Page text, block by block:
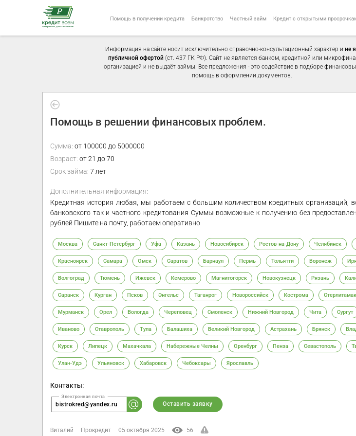
Помощь в получении кредита Банкротство Частный займ Кредит с открытыми
Информация на сайте носит исключительно справочно-консультационный характер и не
публичной офертой (ст. 437 ГК РФ). Сайт не является банком, кредитной или
организацией и не выдаёт займы. Все предложения - это содействие в подборе
помощь в оформлении документов.
Помощь в решении финансовых проблем.
Сумма: от 100000 до 5000000
Возраст: от 21 до 70
Срок займа: 7 лет
Дополнительная информация:
Кредитная история любая, мы работаем с большим количеством кредитных организаций,
банковского так и частного кредитования Суммы возможные к получению без
рублей Пишите на почту, работаем оперативно
Москва Санкт-Петербург Уфа Казань Новосибирск Ростов-на-Дону Челябинск
Красноярск Самара Омск Саратов Барнаул Пермь Тольятти Воронеж
Волгоград Тюмень Ижевск Кемерово Магнитогорск Новокузнецк Рязань
Саранск Курган Псков Энгельс Таганрог Новороссийск Кострома Стерлитамак
Мурманск Орел Вологда Череповец Смоленск Нижний Новгород Чита Сургут
Иваново Ставрополь Тула Балашиха Великий Новгород Астрахань Брянск
Курск Липецк Махачкала Набережные Челны Оренбург Пенза Севастополь
Улан-Удэ Ульяновск Хабаровск Чебоксары Ярославль
Контакты:
bistrokred@yandex.ru Оставить заявку
Виталий Прокредит 05 октября 2025 56